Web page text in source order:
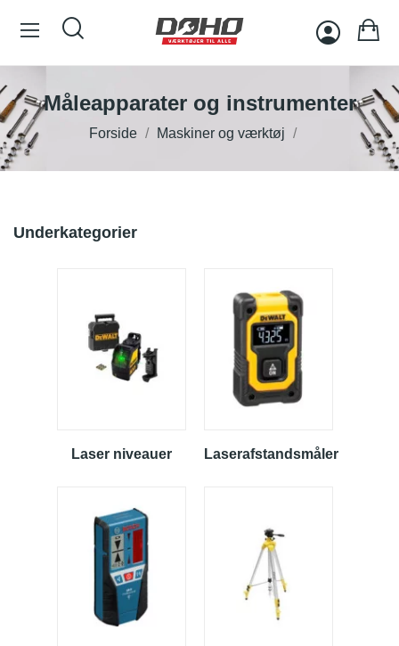
Måleapparater og instrumenter
Forside Maskiner og værktøj
Underkategorier
Laser niveauer Laserafstandsmåler